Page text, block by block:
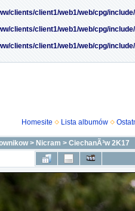
clients/client1/web1/web/cpg/
clients/client1/web1/web/cpg/
clients/client1/web1/web/cpg/
Homesite
Lista albumów
> Nicram > CiechanÃ³w 2K17